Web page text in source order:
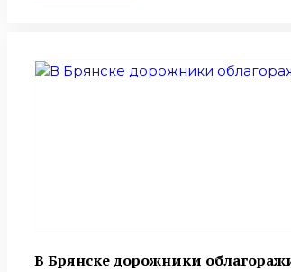
В Брянске дорожники